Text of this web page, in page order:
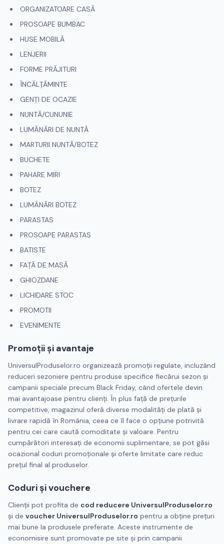
ORGANIZATOARE CASĂ
PROSOAPE BUMBAC
HUSE MOBILĂ
LENJERII
FORME PRĂJITURI
ÎNCĂLȚĂMINTE
GENȚI DE OCAZIE
NUNTĂ/CUNUNIE
LUMÂNĂRI DE NUNTĂ
MARTURII NUNTĂ/BOTEZ
BUCHETE
PAHARE MIRI
BOTEZ
LUMÂNĂRI BOTEZ
PARASTAS
PROSOAPE PARASTAS
BATISTE
FAȚĂ DE MASĂ
GHIOZDANE
LICHIDARE STOC
PROMOTII
EVENIMENTE
Promoții și avantaje
UniversulProduselor.ro organizează promoții regulate, incluzând
reduceri sezoniere pentru produse specifice fiecărui sezon și
campanii speciale precum Black Friday, când ofertele devin
mai avantajoase pentru clienți. În plus față de prețurile
competitive, magazinul oferă diverse modalități de plată și
livrare rapidă în România, ceea ce îl face o opțiune potrivită
pentru cei care caută comoditate și valoare. Pentru
cumpărători interesați de economii suplimentare, se pot găsi
ocazional coduri promoționale și oferte limitate care reduc
prețul final al produselor.
Coduri și vouchere
Clienții pot profita de cod reducere UniversulProduselor.ro
și de voucher UniversulProduselor.ro pentru a obține prețuri
mai bune la produsele preferate. Aceste instrumente de
economisire sunt promovate pe site și prin campanii